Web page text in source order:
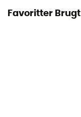
Favoritter Brugt